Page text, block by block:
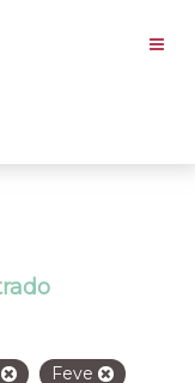
Feve